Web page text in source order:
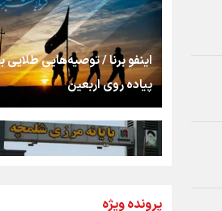
اشک
جمله‌ای که بغض
را شکست؛ «آهای مردم،
تهران رفتند»
سه حسرتی که به
اینفو برنا / توصیه‌هایی طلایی
پیاده روی اربعین
اینفو برنا / جدول کامل فاصله
پرونده ویژه